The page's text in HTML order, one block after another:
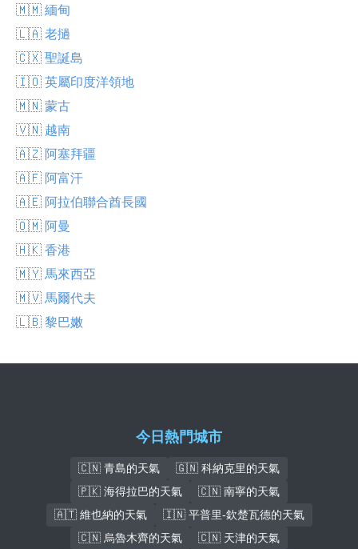
🇲🇲 緬甸
🇱🇦 老撾
🇨🇽 聖誕島
🇮🇴 英屬印度洋領地
🇲🇳 蒙古
🇻🇳 越南
🇦🇿 阿塞拜疆
🇦🇫 阿富汗
🇦🇪 阿拉伯聯合酋長國
🇴🇲 阿曼
🇭🇰 香港
🇲🇾 馬來西亞
🇲🇻 馬爾代夫
🇱🇧 黎巴嫩
今日熱門城市
🇨🇳 青島的天氣
🇬🇳 科納克里的天氣
🇵🇰 海得拉巴的天氣
🇨🇳 南寧的天氣
🇦🇹 維也納的天氣
🇮🇳 平普里-欽楚瓦德的天氣
🇨🇳 烏魯木齊的天氣
🇨🇳 天津的天氣